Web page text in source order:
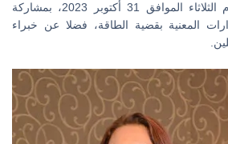
جراند نايل تاور صباح يوم الثلاثاء الموافق 31 أكتوبر 2023، بمشاركة
المعنية بقضية الطاقة، فضلا عن خبراء